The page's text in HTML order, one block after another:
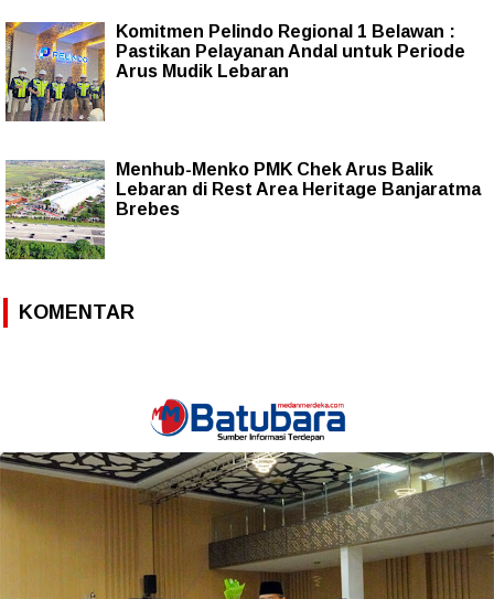
Komitmen Pelindo Regional 1 Belawan :
Pastikan Pelayanan Andal untuk Periode
Arus Mudik Lebaran
Menhub-Menko PMK Chek Arus Balik
Lebaran di Rest Area Heritage Banjaratma
Brebes
KOMENTAR